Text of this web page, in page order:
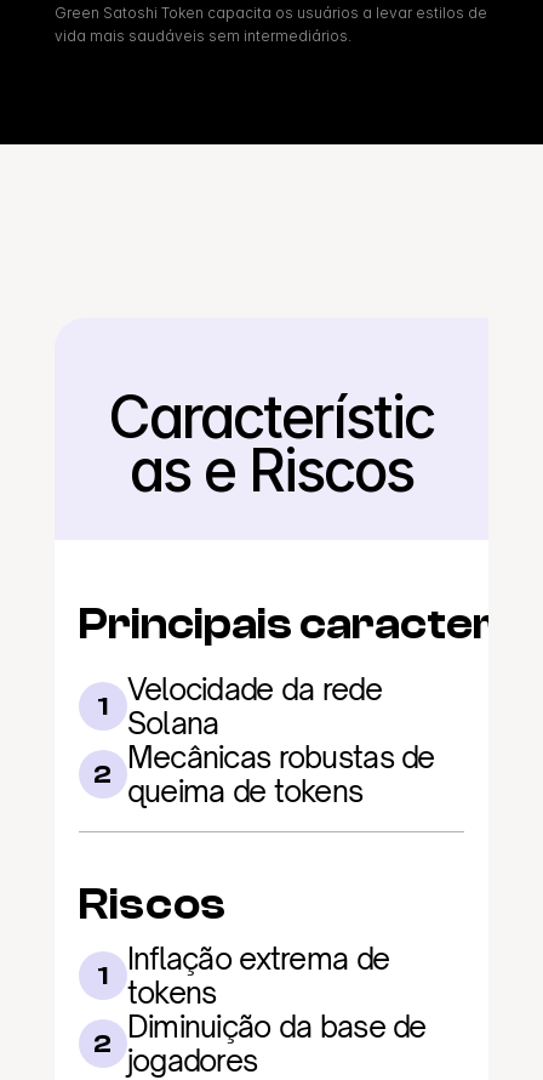
Green Satoshi Token capacita os usuários a levar estilos de
vida mais saudáveis sem intermediários.
Voltar
Característic
as e Riscos
Principais
1
Velocidade da rede
Solana
2 Mecânicas robustas de
queima de tokens
Riscos
1
Inflação extrema de
tokens
2 Diminuição da base de
jogadores